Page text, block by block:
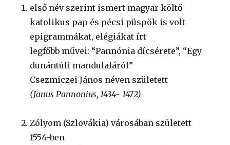
első név szerint ismert magyar költő
katolikus pap és pécsi püspök is volt
epigrammákat, elégiákat írt
legfőbb művei: “Pannónia dícsérete”, “Egy
dunántúli mandulafáról”
Csezmiczei János néven született
(Janus Pannonius, 1434- 1472)
Zólyom (Szlovákia) városában született
1554-ben